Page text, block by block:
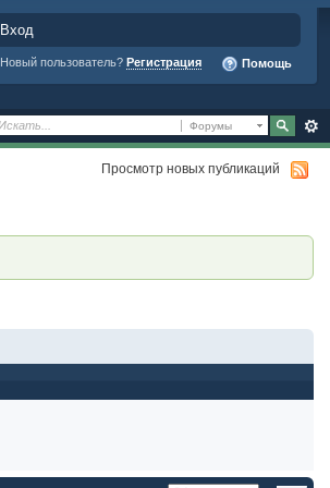
Вход
Новый пользователь? Регистрация Помощь
Форумы
Просмотр новых публикаций